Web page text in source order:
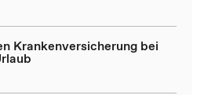
Krankenversicherung bei